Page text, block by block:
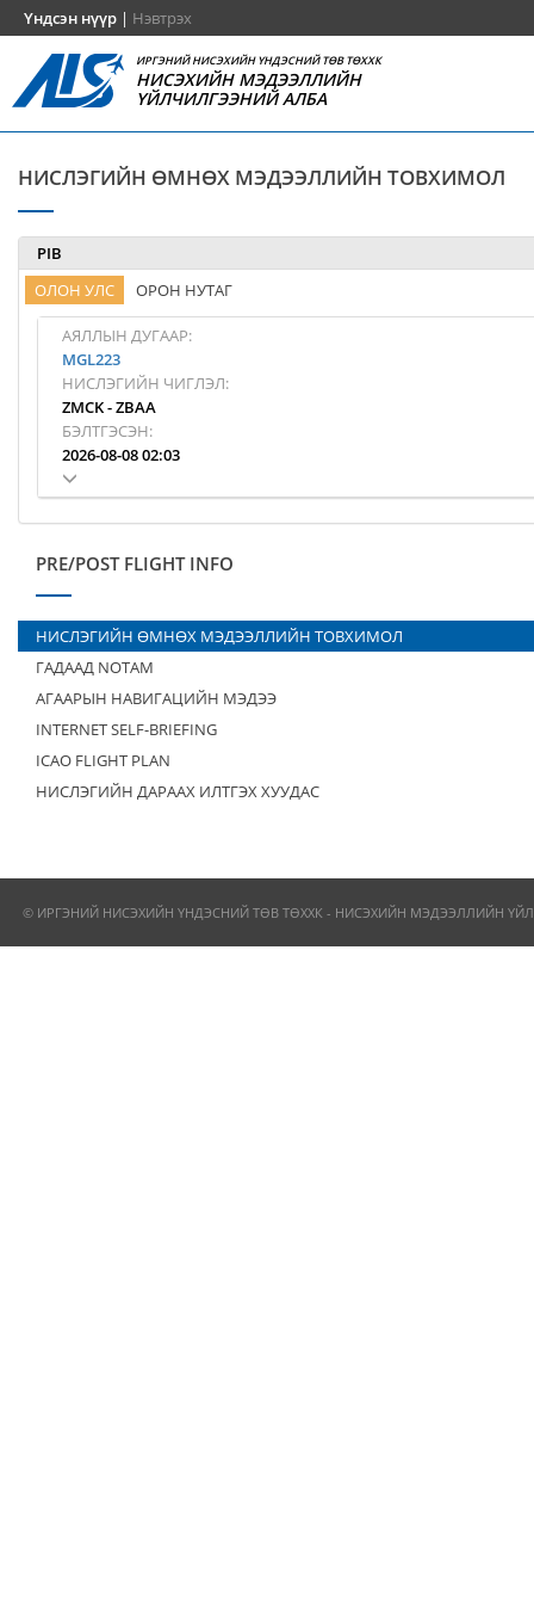
Үндсэн нүүр | Нэвтрэх
ИРГЭНИЙ НИСЭХИЙН ҮНДЭСНИЙ ТӨВ ТӨХХК
НИСЭХИЙН МЭДЭЭЛЛИЙН
ҮЙЛЧИЛГЭЭНИЙ АЛБА
НИСЛЭГИЙН ӨМНӨХ МЭДЭЭЛЛИЙН ТОВХИМОЛ
PIB
ОЛОН УЛС
ОРОН НУТАГ
АЯЛЛЫН ДУГААР:
MGL223
НИСЛЭГИЙН ЧИГЛЭЛ:
ZMCK-ZBAA
БЭЛТГЭСЭН:
2026-08-08 02:03
PRE/POST FLIGHT INFO
НИСЛЭГИЙН ӨМНӨХ МЭДЭЭЛЛИЙН ТОВХИМОЛ
ГАДААД NOTAM
АГААРЫН НАВИГАЦИЙН МЭДЭЭ
INTERNET SELF-BRIEFING
ICAO FLIGHT PLAN
НИСЛЭГИЙН ДАРААХ ИЛТГЭХ ХУУДАС
© ИРГЭНИЙ НИСЭХИЙН ҮНДЭСНИЙ ТӨВ ТӨХХК - НИСЭХИЙН МЭДЭЭЛЛИЙН